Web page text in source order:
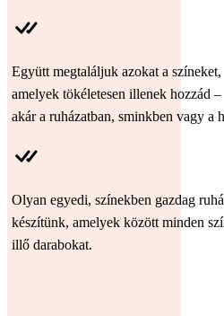
Együtt megtaláljuk azokat a színeket,
amelyek tökéletesen illenek hozzád –
akár a ruházatban, sminkben vagy a
Olyan egyedi, színekben gazdag
készítünk, amelyek között minden
illő darabokat.